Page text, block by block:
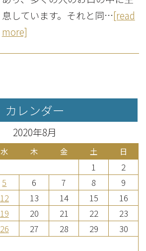
息しています。それと同…[read
more]
カレンダー
2020年8月
水 木 金 土 日
1
2
5 6 7 8
9
12 13 14 15
16
19 20 21 22
23
26 27 28 29
30